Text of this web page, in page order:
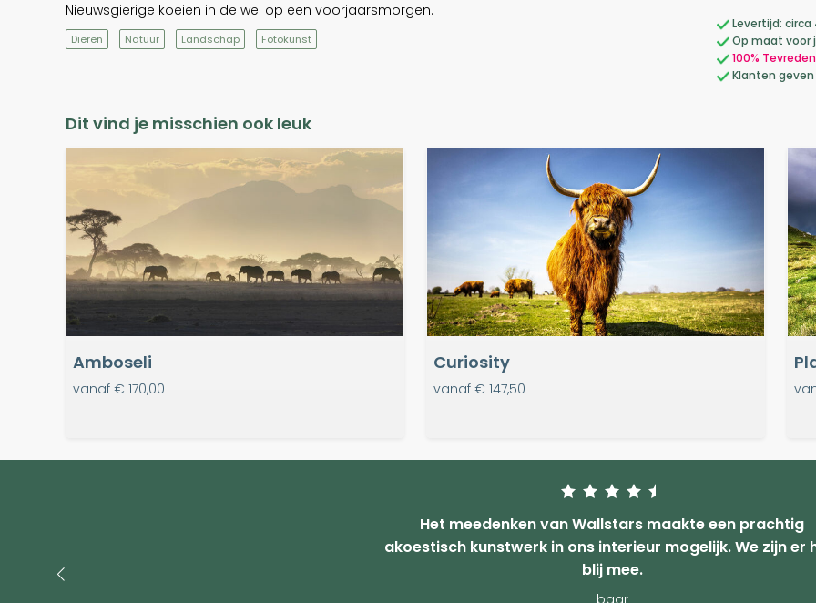
Nieuwsgierige koeien in de wei op een voorjaarsmorgen.
Dieren Natuur Landschap Fotokunst
Levertijd:
Op maat voor
100%
Klanten
Dit vind je misschien ook leuk
Amboseli
vanaf € 170,00
Curiosity
vanaf € 147,50
Het meedenken van Wallstars maakte een prachtig
akoestisch kunstwerk in ons interieur mogelijk. We zijn er
blij mee.